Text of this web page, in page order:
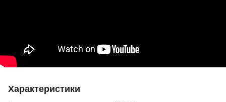
Характеристики